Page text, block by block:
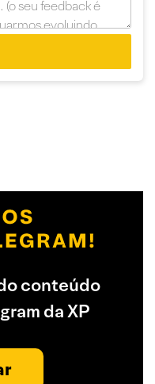
conteúdo
da XP